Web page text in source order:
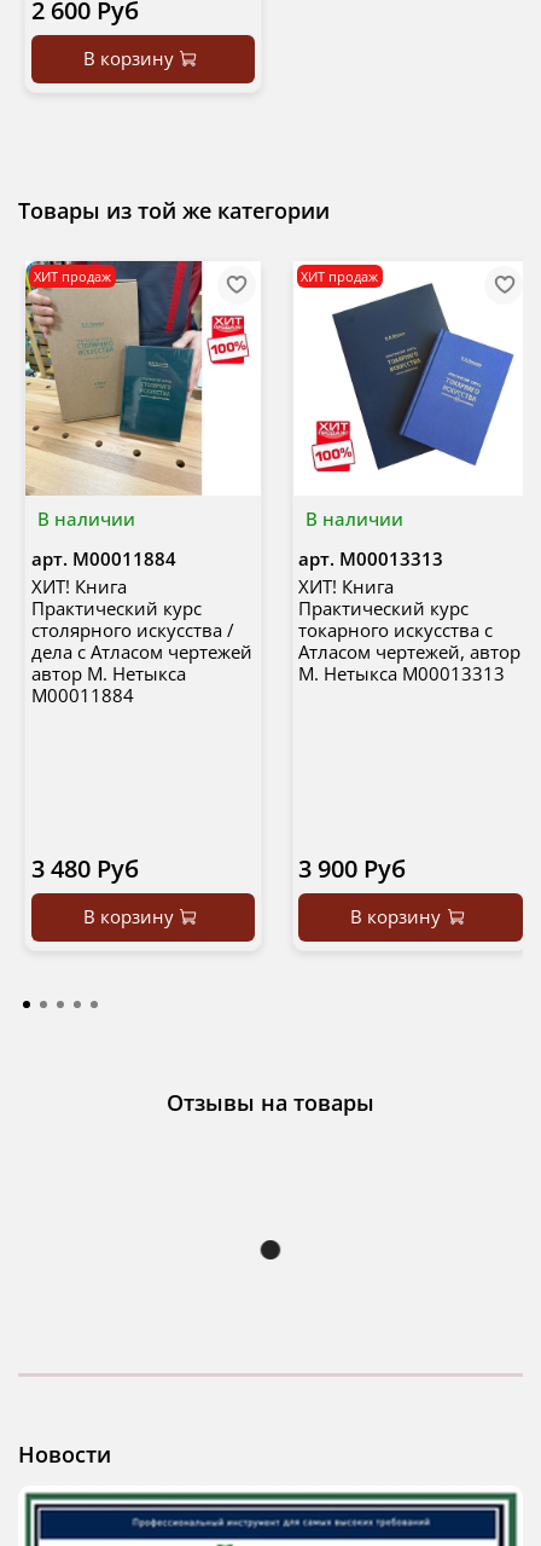
2 600 Руб
В корзину
Товары из той же категории
В наличии
ХИТ продаж
арт. М00011884
ХИТ! Книга
Практический курс
столярного искусства /
дела с Атласом чертежей
автор М. Нетыкса
М00011884
3 480 Руб
В корзину
В наличии
ХИТ продаж
арт. М00013313
ХИТ! Книга
Практический курс
токарного искусства с
Атласом чертежей, автор
М. Нетыкса М00013313
3 900 Руб
В корзину
Отзывы на товары
Новости